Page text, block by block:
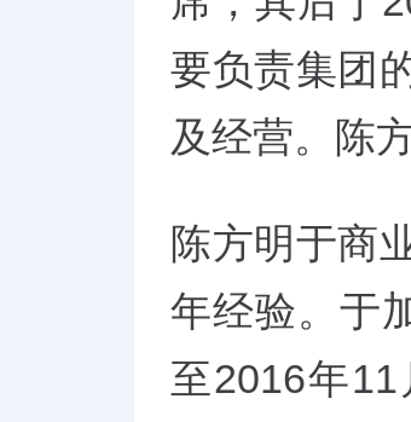
要负责集团
及经营。陈
陈方明于商
年经验。于
至2016年